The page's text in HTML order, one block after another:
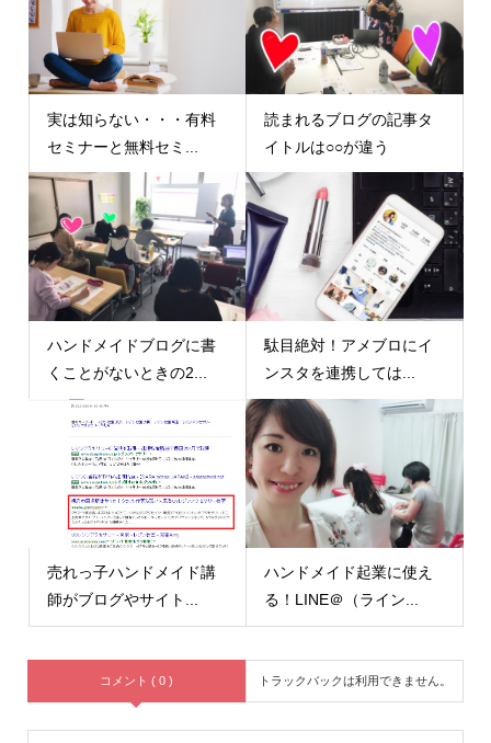
実は知らない・・・有料
セミナーと無料セミ...
読まれるブログの記事タ
イトルは○○が違う
ハンドメイドブログに書
くことがないときの2...
駄目絶対！アメブロにイ
ンスタを連携しては...
売れっ子ハンドメイド講
師がブログやサイト...
ハンドメイド起業に使え
る！LINE＠（ライン...
コメント ( 0 ) トラックバックは利用できません。